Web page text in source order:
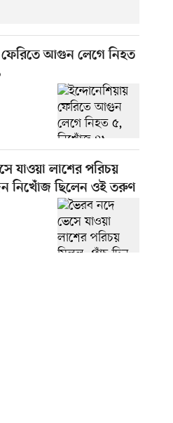
ফেরিতে আগুন লেগে নিহত
যাওয়া লাশের পরিচয়
নিখোঁজ ছিলেন ওই তরুণ